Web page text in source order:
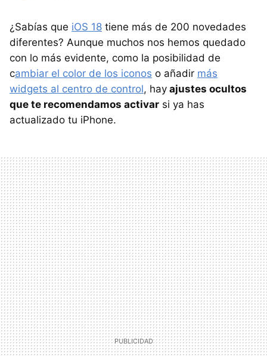
¿Sabías que iOS 18 tiene más de 200 novedades
diferentes? Aunque muchos nos hemos quedado
con lo más evidente, como la posibilidad de
cambiar el color de los iconos o añadir más
widgets al centro de control, hay ajustes ocultos
que te recomendamos activar si ya has
actualizado tu iPhone.